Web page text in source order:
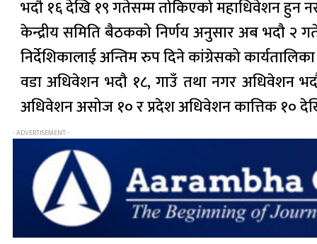
भदौ १६ देखि १९ गतेसम्म तोकिएको महाधिवेशन हुन
केन्द्रीय समिति बैठकको निर्णय अनुसार अब भदौ २
निर्देशिकालाई अन्तिम रुप दिने कांग्रेसको
वडा अधिवेशन भदौ १८, गाउँ तथा नगर अधिवेशन
अधिवेशन असोज १० र प्रदेश अधिवेशन कात्तिक १०
- ADVERTISEMENT -